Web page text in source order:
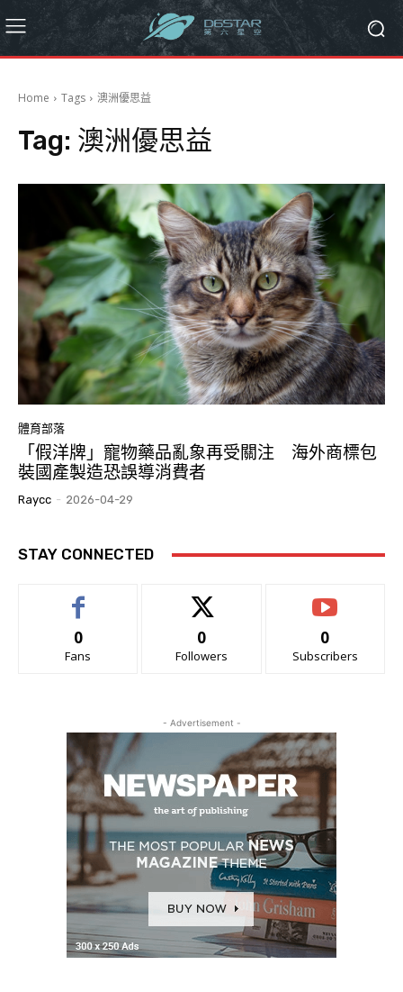
Home Tags 澳洲優思益
Tag: 澳洲優思益
體育部落
「假洋牌」寵物藥品亂象再受關注 海外商標包
裝國產製造恐誤導消費者
Raycc - 2026-04-29
STAY CONNECTED
0
Fans
0
Followers
0
Subscribers
- Advertisement -